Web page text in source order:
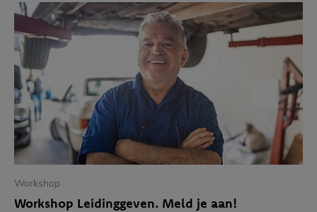
Workshop
Workshop Leidinggeven. Meld je aan!